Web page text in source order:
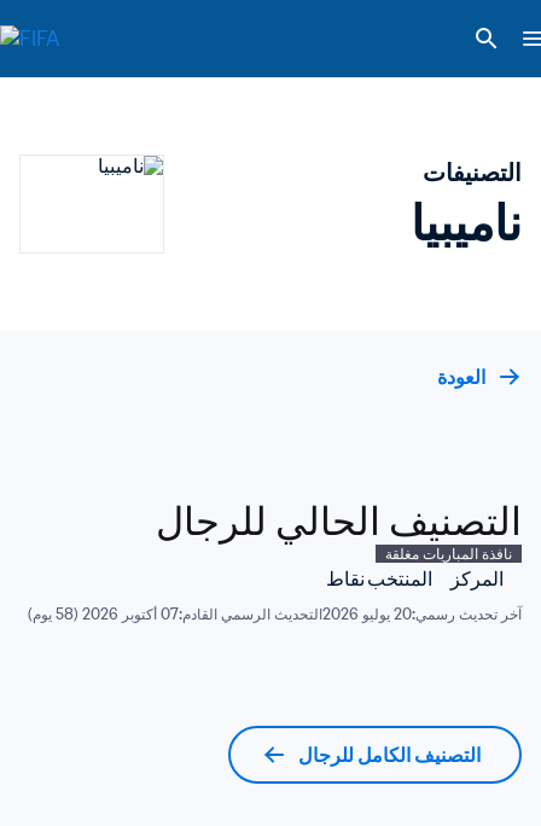
التصنيفات
ناميبيا
العودة
التصنيف الحالي للرجال
نافذة المباريات مغلقة
المركز المنتخب نقاط
آخر تحديث رسمي:20 يوليو 2026 التحديث الرسمي القادم:07 أكتوبر 2026 (58 يوم)
التصنيف الكامل للرجال